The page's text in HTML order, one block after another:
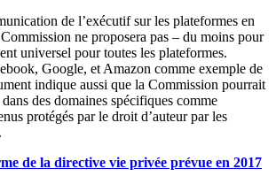
de l’exécutif sur les plateformes en
ne proposera pas – du moins pour
universel pour toutes les plateformes.
Google, et Amazon comme exemple de
indique aussi que la Commission pourrait
des domaines spécifiques comme
protégés par le droit d’auteur par les
de la directive vie privée prévue en 2017